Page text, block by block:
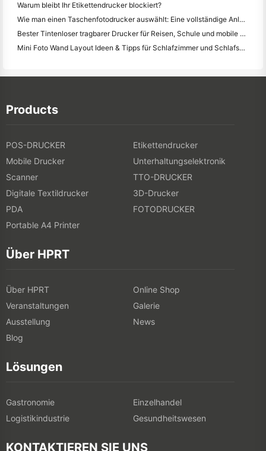
Warum bleibt Ihr Etikettendrucker blockiert?
Wie man einen Taschenfotodrucker auswählt: Eine vollständige Anleitung für Journalisten, Reisende und iPhone-Benutzer
Bester Tintenloser tragbarer Drucker für Reisen, Schule und mobile Arbeit: Hanin MT620 Pro Review
Mini Foto Wand Layout Ideen & Tipps für Schlafzimmer und Schlafsaal Dekoration
Products
POS-DRUCKER
Etikettendrucker
Mobile Drucker
Unterhaltungselektronik
Scanner
TTO-DRUCKER
Digitale Textildrucker
3D-Drucker
PDA
FOTODRUCKER
Portable A4 Printer
Über HPRT
Über HPRT
Online Shop
Veranstaltungen
Galerie
Ausstellung
News
Blog
Lösungen
Gastronomie
Einzelhandel
Logistikindustrie
Gesundheitswesen
KONTAKTIEREN SIE UNS